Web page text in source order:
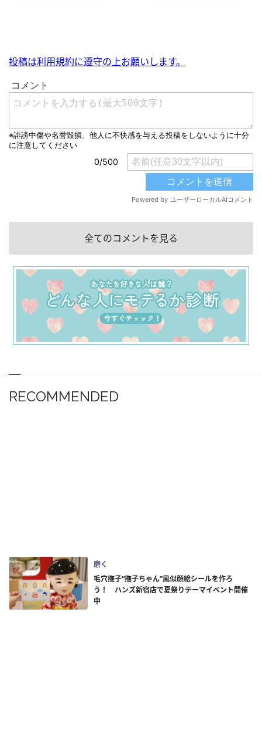
投稿は利用規約に遵守の上お願いします。
全てのコメントを見る
RECOMMENDED
磨く
毛穴撫子“撫子ちゃん”風似顔絵シールを作ろ
う！ ハンズ新宿店で夏祭りテーマイベント開催
中